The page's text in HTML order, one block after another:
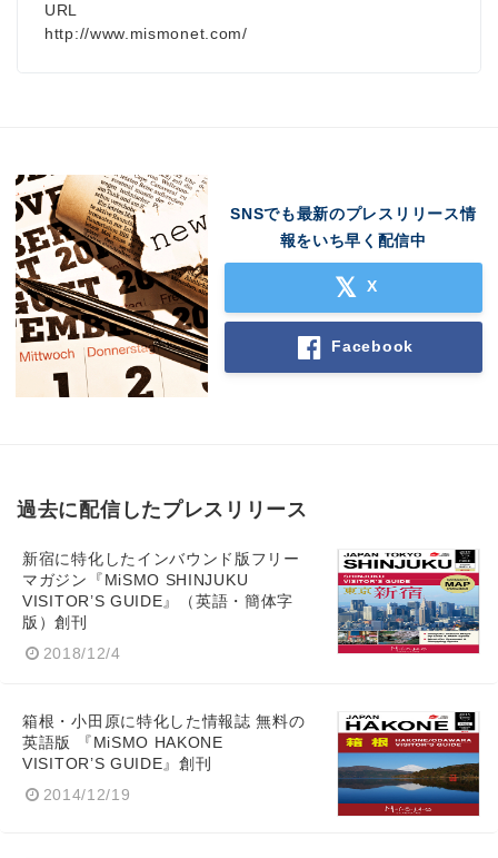
URL
http://www.mismonet.com/
SNSでも最新のプレスリリース情
報をいち早く配信中
X
Facebook
過去に配信したプレスリリース
新宿に特化したインバウンド版フリー
マガジン『MiSMO SHINJUKU
VISITOR’S GUIDE』（英語・簡体字
版）創刊
2018/12/4
箱根・小田原に特化した情報誌 無料の
英語版 『MiSMO HAKONE
VISITOR’S GUIDE』創刊
2014/12/19
English